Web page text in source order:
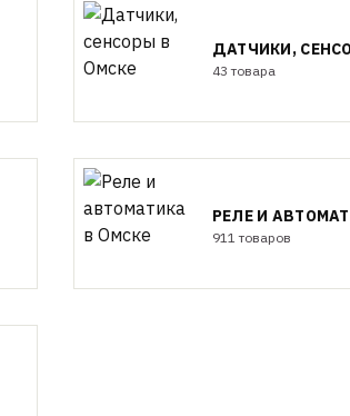
ДАТЧИКИ,
43 товара
РЕЛЕ И
911 товаров